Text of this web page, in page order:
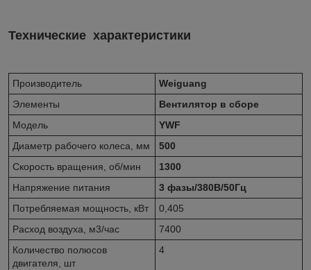
Технические характеристики
Производитель
Weiguang
Элементы
Вентилятор в сборе
Модель
YWF
Диаметр рабочего колеса, мм
500
Скорость вращения, об/мин
1300
Напряжение питания
3 фазы/380В/50Гц
Потребляемая мощность, кВт
0,405
Расход воздуха, м3/час
7400
Количество полюсов
двигателя, шт
4